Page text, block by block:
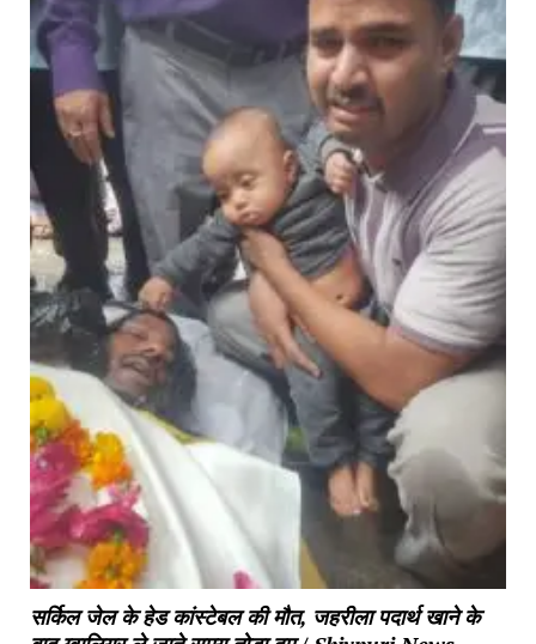
सर्किल जेल के हेड कांस्टेबल की मौत, जहरीला पदार्थ खाने के